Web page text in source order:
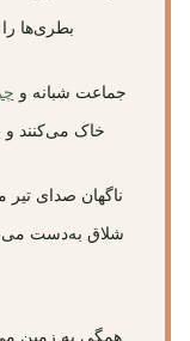
بطری‌ها
جماعت شبانه و
خاک می‌کنند و
ناگهان صدای
شلاق به‌دست
همگی به زمین